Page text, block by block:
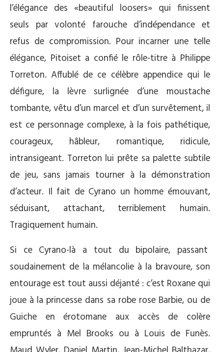
l’élégance des «beautiful loosers» qui finissent
seuls par volonté farouche d’indépendance et
refus de compromission. Pour incarner une telle
élégance, Pitoiset a confié le rôle-titre à Philippe
Torreton. Affublé de ce célèbre appendice qui le
défigure, la lèvre surlignée d’une moustache
tombante, vêtu d’un marcel et d’un survêtement, il
est ce personnage complexe, à la fois pathétique,
courageux, hâbleur, romantique, ridicule,
intransigeant. Torreton lui prête sa palette subtile
de jeu, sans jamais tourner à la démonstration
d’acteur. Il fait de Cyrano un homme émouvant,
séduisant, attachant, terriblement humain.
Tragiquement humain.
Si ce Cyrano-là a tout du bipolaire, passant
soudainement de la mélancolie à la bravoure, son
entourage est tout aussi déjanté : c’est Roxane qui
joue à la princesse dans sa robe rose Barbie, ou de
Guiche en érotomane aux accès de colère
empruntés à Mel Brooks ou à Louis de Funès.